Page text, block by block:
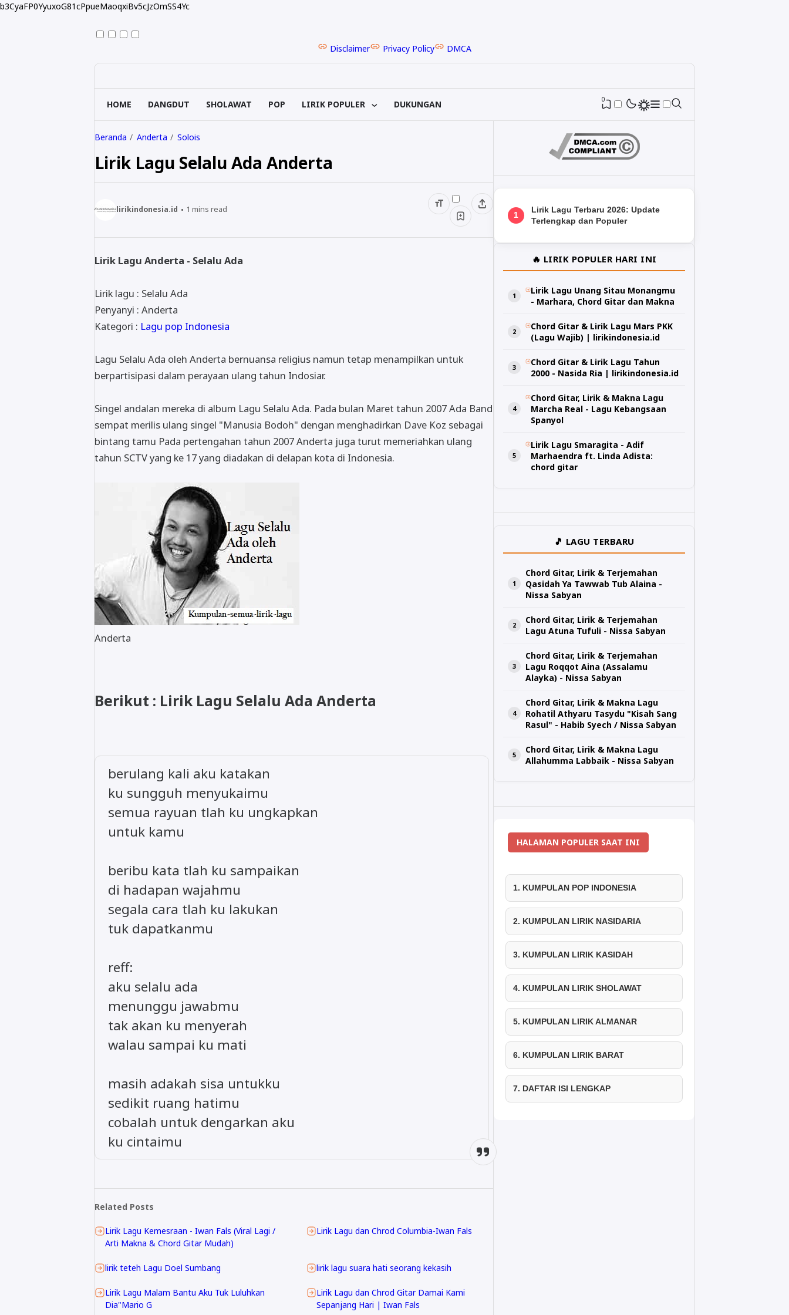
b3CyaFP0YyuxoG81cPpueMaoqxiBv5cJzOmSS4Yc
Disclaimer Privacy Policy DMCA
HOME DANGDUT SHOLAWAT POP LIRIK POPULER DUKUNGAN 0
Beranda Anderta Solois
Lirik Lagu Selalu Ada Anderta
lirikindonesia.id 1 mins read
Lirik Lagu Anderta - Selalu Ada
Lirik lagu : Selalu Ada
Penyanyi : Anderta
Kategori : Lagu pop Indonesia
Lagu Selalu Ada oleh Anderta bernuansa religius namun tetap menampilkan untuk
berpartisipasi dalam perayaan ulang tahun Indosiar.
Singel andalan mereka di album Lagu Selalu Ada. Pada bulan Maret tahun 2007 Ada Band
sempat merilis ulang singel "Manusia Bodoh" dengan menghadirkan Dave Koz sebagai
bintang tamu Pada pertengahan tahun 2007 Anderta juga turut memeriahkan ulang
tahun SCTV yang ke 17 yang diadakan di delapan kota di Indonesia.
Anderta
Berikut : Lirik Lagu Selalu Ada Anderta
berulang kali aku katakan
ku sungguh menyukaimu
semua rayuan tlah ku ungkapkan
untuk kamu
beribu kata tlah ku sampaikan
di hadapan wajahmu
segala cara tlah ku lakukan
tuk dapatkanmu
reff:
aku selalu ada
menunggu jawabmu
tak akan ku menyerah
walau sampai ku mati
masih adakah sisa untukku
sedikit ruang hatimu
cobalah untuk dengarkan aku
ku cintaimu
Related Posts
Lirik Lagu Kemesraan - Iwan Fals (Viral Lagi /
Arti Makna & Chord Gitar Mudah)
Lirik Lagu dan Chrod Columbia-Iwan Fals
lirik teteh Lagu Doel Sumbang lirik lagu suara hati seorang kekasih
Lirik Lagu Malam Bantu Aku Tuk Luluhkan
Dia"Mario G
Lirik Lagu dan Chrod Gitar Damai Kami
Sepanjang Hari | Iwan Fals
1
Lirik Lagu Terbaru 2026: Update
Terlengkap dan Populer
🔥 LIRIK POPULER HARI INI
Lirik Lagu Unang Sitau Monangmu
- Marhara, Chord Gitar dan Makna
Chord Gitar & Lirik Lagu Mars PKK
(Lagu Wajib) | lirikindonesia.id
Chord Gitar & Lirik Lagu Tahun
2000 - Nasida Ria | lirikindonesia.id
Chord Gitar, Lirik & Makna Lagu
Marcha Real - Lagu Kebangsaan
Spanyol
Lirik Lagu Smaragita - Adif
Marhaendra ft. Linda Adista:
chord gitar
🎵 LAGU TERBARU
Chord Gitar, Lirik & Terjemahan
Qasidah Ya Tawwab Tub Alaina -
Nissa Sabyan
Chord Gitar, Lirik & Terjemahan
Lagu Atuna Tufuli - Nissa Sabyan
Chord Gitar, Lirik & Terjemahan
Lagu Roqqot Aina (Assalamu
Alayka) - Nissa Sabyan
Chord Gitar, Lirik & Makna Lagu
Rohatil Athyaru Tasydu "Kisah Sang
Rasul" - Habib Syech / Nissa Sabyan
Chord Gitar, Lirik & Makna Lagu
Allahumma Labbaik - Nissa Sabyan
HALAMAN POPULER SAAT INI
1. KUMPULAN POP INDONESIA
2. KUMPULAN LIRIK NASIDARIA
3. KUMPULAN LIRIK KASIDAH
4. KUMPULAN LIRIK SHOLAWAT
5. KUMPULAN LIRIK ALMANAR
6. KUMPULAN LIRIK BARAT
7. DAFTAR ISI LENGKAP